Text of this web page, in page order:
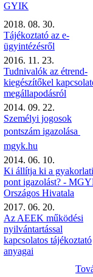
GYIK
2018. 08. 30.
Tájékoztató az e-
ügyintézésről
2016. 11. 23.
Tudnivalók az étrend-
kiegészítőkel
megállapodásról
2014. 09. 22.
Személyi jogosok
pontszám igazolása 
mgyk.hu
2014. 06. 10.
Ki állítja ki a gyakorlati
pont igazolást? -
Országos Hivatala
2017. 06. 20.
Az AEEK működési
nyilvántartással
kapcsolatos tájékoztató
anyagai